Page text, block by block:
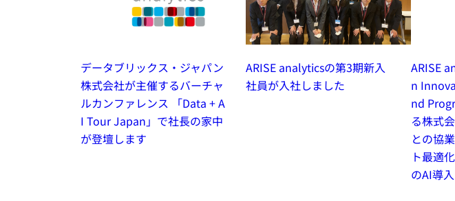
データブリックス・ジャパン
株式会社が主催するバーチャ
ルカンファレンス 「Data + A
I Tour Japan」で社長の家中
が登壇します
ARISE analyticsの第3期新入
社員が入社しました
ARISE
n
nd
る株式
との協
ト最適
のAI導